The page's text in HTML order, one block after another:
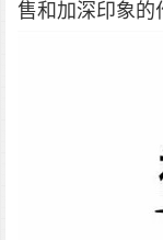
售和加深印象的